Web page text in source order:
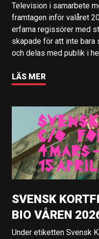
Television i samarbete
framtagen inför valåret
erfarna regissörer med
skapade för att inte
och delas med publik i
LÄS MER
SVENSK
BIO VÅREN
Under etiketten Svensk